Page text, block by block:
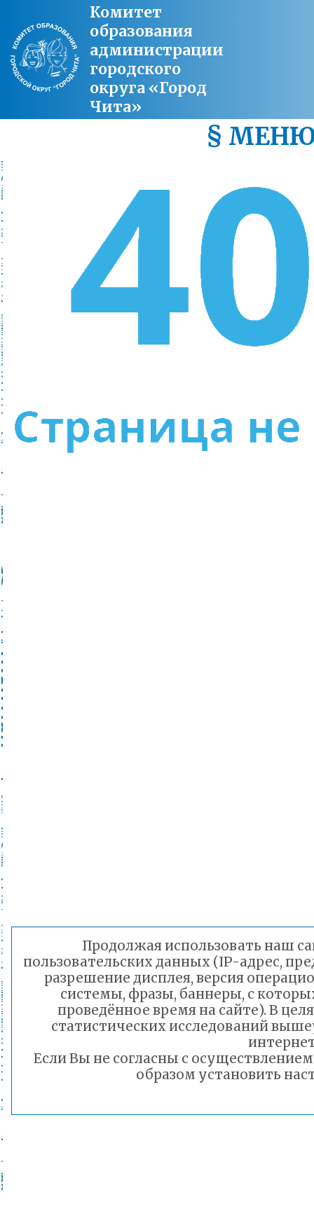
Комитет
образования
администрации
городского
округа «Город
Чита»
§
Продолжая использовать наш
пользовательских данных (IP-адрес,
разрешение дисплея, версия
системы, фразы, баннеры, с
проведённое время на сайте). В
статистических исследований
Если Вы не согласны с
образом установить